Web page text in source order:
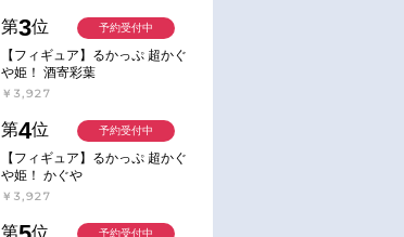
第3位
【フィギュア】るかっぷ 超かぐ
や姫！ 酒寄彩葉
￥3,927
予約受付中
第4位
【フィギュア】るかっぷ 超かぐ
や姫！ かぐや
￥3,927
予約受付中
第 位 予約受付中